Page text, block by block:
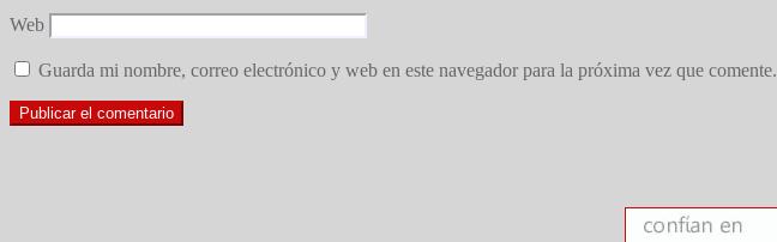
Web
Guarda mi nombre, correo electrónico y web en este navegador para la próxima vez que comente.